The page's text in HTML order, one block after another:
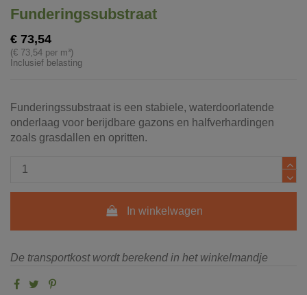
Funderingssubstraat
€ 73,54
(€ 73,54 per m³)
Inclusief belasting
Funderingssubstraat is een stabiele, waterdoorlatende
onderlaag voor berijdbare gazons en halfverhardingen
zoals grasdallen en opritten.
In winkelwagen
De transportkost wordt berekend in het winkelmandje